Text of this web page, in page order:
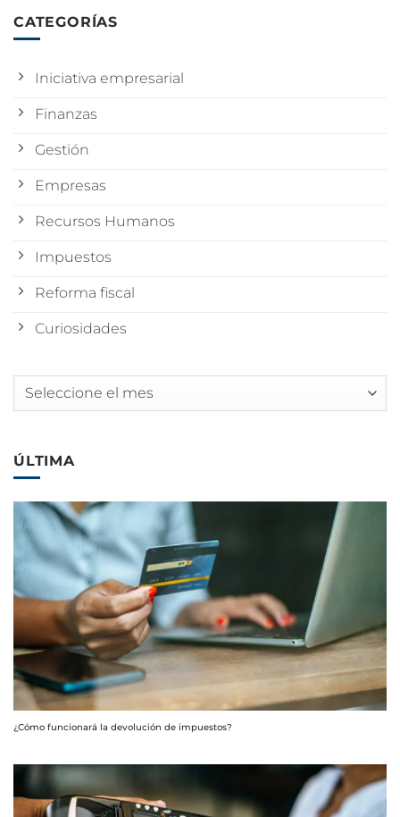
CATEGORÍAS
Iniciativa empresarial
Finanzas
Gestión
Empresas
Recursos Humanos
Impuestos
Reforma fiscal
Curiosidades
Archivos
ÚLTIMA
¿Cómo funcionará la devolución de impuestos?